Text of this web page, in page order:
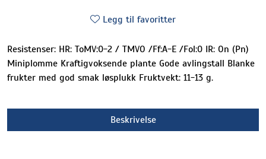
Legg til favoritter
Resistenser: HR: ToMV:0-2 / TMVO /Ff:A-E /Fol:0 IR: On (Pn)
Miniplomme Kraftigvoksende plante Gode avlingstall Blanke
frukter med god smak løsplukk Fruktvekt: 11-13 g.
Beskrivelse